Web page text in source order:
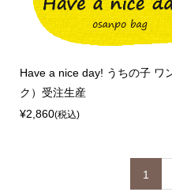
Have a nice day! うちの子 ワ
ク）受注生産
¥2,860(税込)
1